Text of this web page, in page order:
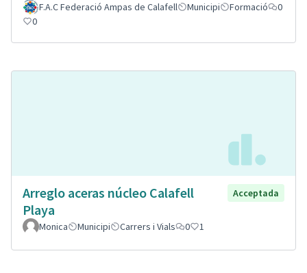
F.A.C Federació Ampas de Calafell Municipi Formació
0
0
Arreglo aceras núcleo Calafell
Playa
Acceptada
Monica Municipi Carrers i Vials 0 1